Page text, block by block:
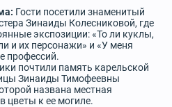
Гости посетили знаменитый
Зинаиды Колесниковой, где
экспозиции: «То ли куклы,
и их персонажи» и «У меня
профессий.
почтили память карельской
Зинаиды Тимофеевны
названа местная
цветы к ее могиле.